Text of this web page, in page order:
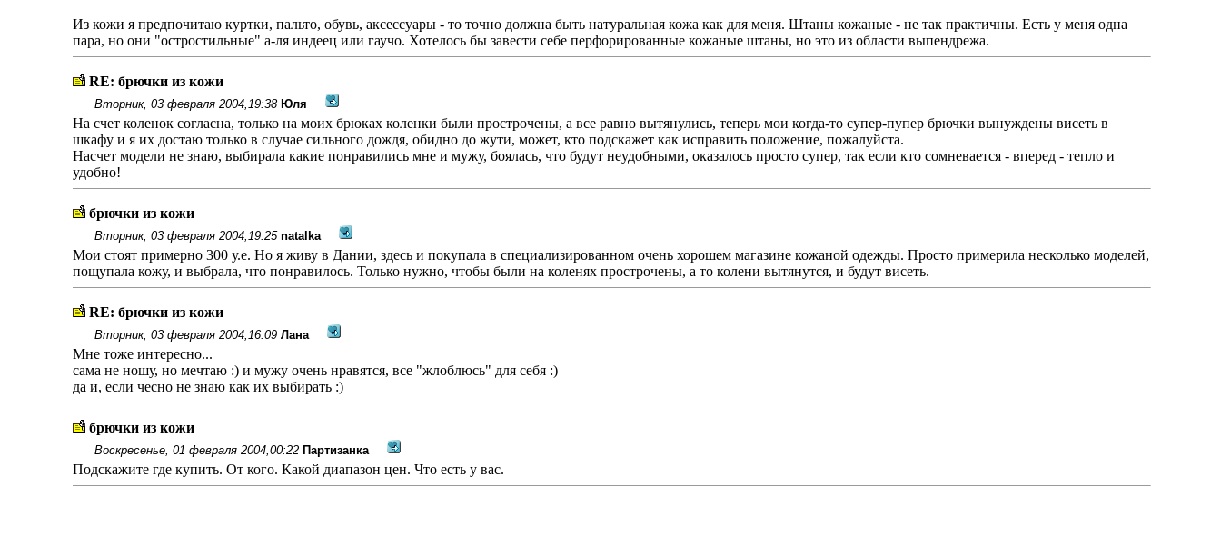
Из кожи я предпочитаю куртки, пальто, обувь, аксессуары - то точно должна быть натуральная кожа как для меня. Штаны кожаные - не так практичны. Есть у меня одна
пара, но они "остростильные" а-ля индеец или гаучо. Хотелось бы завести себе перфорированные кожаные штаны, но это из области выпендрежа.
RE: брючки из кожи
Вторник, 03 февраля 2004,19:38 Юля
На счет коленок согласна, только на моих брюках коленки были прострочены, а все равно вытянулись, теперь мои когда-то супер-пупер брючки вынуждены висеть в
шкафу и я их достаю только в случае сильного дождя, обидно до жути, может, кто подскажет как исправить положение, пожалуйста.
Насчет модели не знаю, выбирала какие понравились мне и мужу, боялась, что будут неудобными, оказалось просто супер, так если кто сомневается - вперед - тепло и
удобно!
брючки из кожи
Вторник, 03 февраля 2004,19:25 natalka
Мои стоят примерно 300 у.е. Но я живу в Дании, здесь и покупала в специализированном очень хорошем магазине кожаной одежды. Просто примерила несколько моделей,
пощупала кожу, и выбрала, что понравилось. Только нужно, чтобы были на коленях прострочены, а то колени вытянутся, и будут висеть.
RE: брючки из кожи
Вторник, 03 февраля 2004,16:09 Лана
Мне тоже интересно...
сама не ношу, но мечтаю :) и мужу очень нравятся, все "жлоблюсь" для себя :)
да и, если чесно не знаю как их выбирать :)
брючки из кожи
Воскресенье, 01 февраля 2004,00:22 Партизанка
Подскажите где купить. От кого. Какой диапазон цен. Что есть у вас.